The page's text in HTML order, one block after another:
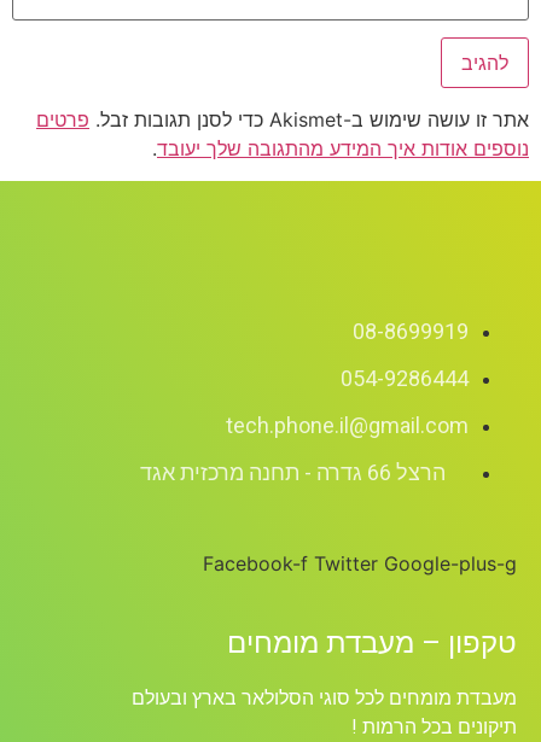
אתר זו עושה שימוש ב-Akismet כדי לסנן תגובות זבל.
פרטים
נוספים אודות איך המידע מהתגובה שלך יעובד.
08-8699919
054-9286444
tech.phone.il@gmail.com
הרצל 66 גדרה - תחנה מרכזית אגד
Facebook-f Twitter Google-plus-g
טקפון – מעבדת מומחים
מעבדת מומחים לכל סוגי הסלולאר בארץ ובעולם
תיקונים בכל הרמות !